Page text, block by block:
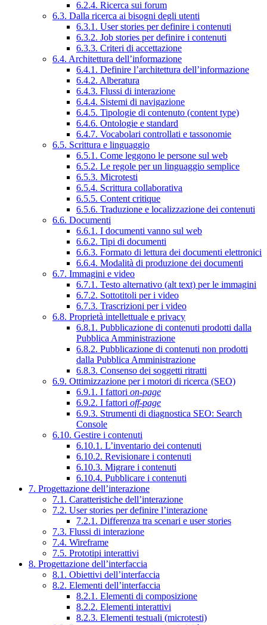
6.2.4. Ricerca sui forum
6.3. Dalla ricerca ai bisogni degli utenti
6.3.1. User stories per definire i contenuti
6.3.2. Job stories per definire i contenuti
6.3.3. Criteri di accettazione
6.4. Architettura dell’informazione
6.4.1. Definire l’architettura dell’informazione
6.4.2. Alberatura
6.4.3. Flussi di interazione
6.4.4. Sistemi di navigazione
6.4.5. Tipologie di contenuto (content type)
6.4.6. Ontologie e standard
6.4.7. Vocabolari controllati e tassonomie
6.5. Scrittura e linguaggio
6.5.1. Come leggono le persone sul web
6.5.2. Le regole per un linguaggio semplice
6.5.3. Microtesti
6.5.4. Scrittura collaborativa
6.5.5. Content critique
6.5.6. Traduzione e localizzazione dei contenuti
6.6. Documenti
6.6.1. I documenti vanno sul web
6.6.2. Tipi di documenti
6.6.3. Formato di lettura dei documenti elettronici
6.6.4. Modalità di produzione dei documenti
6.7. Immagini e video
6.7.1. Testo alternativo (alt text) per le immagini
6.7.2. Sottotitoli per i video
6.7.3. Trascrizioni per i video
6.8. Proprietà intellettuale e privacy
6.8.1. Pubblicazione di contenuti prodotti dalla
Pubblica Amministrazione
6.8.2. Pubblicazione di contenuti non prodotti
dalla Pubblica Amministrazione
6.8.3. Consenso dei soggetti ritratti
6.9. Ottimizzazione per i motori di ricerca (SEO)
6.9.1. I fattori on-page
6.9.2. I fattori off-page
6.9.3. Strumenti di diagnostica SEO: Search
Console
6.10. Gestire i contenuti
6.10.1. L’inventario dei contenuti
6.10.2. Revisionare i contenuti
6.10.3. Migrare i contenuti
6.10.4. Pubblicare i contenuti
7. Progettazione dell’interazione
7.1. Caratteristiche dell’interazione
7.2. User stories per definire l’interazione
7.2.1. Differenza tra scenari e user stories
7.3. Flussi di interazione
7.4. Wireframe
7.5. Prototipi interattivi
8. Progettazione dell’interfaccia
8.1. Obiettivi dell’interfaccia
8.2. Elementi dell’interfaccia
8.2.1. Elementi di composizione
8.2.2. Elementi interattivi
8.2.3. Elementi testuali (microtesti)